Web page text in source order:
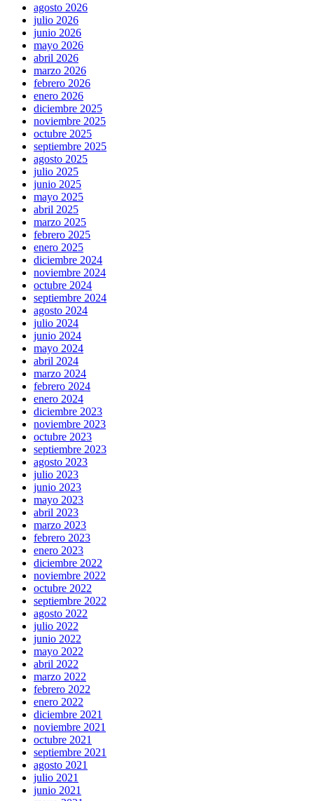
agosto 2026
julio 2026
junio 2026
mayo 2026
abril 2026
marzo 2026
febrero 2026
enero 2026
diciembre 2025
noviembre 2025
octubre 2025
septiembre 2025
agosto 2025
julio 2025
junio 2025
mayo 2025
abril 2025
marzo 2025
febrero 2025
enero 2025
diciembre 2024
noviembre 2024
octubre 2024
septiembre 2024
agosto 2024
julio 2024
junio 2024
mayo 2024
abril 2024
marzo 2024
febrero 2024
enero 2024
diciembre 2023
noviembre 2023
octubre 2023
septiembre 2023
agosto 2023
julio 2023
junio 2023
mayo 2023
abril 2023
marzo 2023
febrero 2023
enero 2023
diciembre 2022
noviembre 2022
octubre 2022
septiembre 2022
agosto 2022
julio 2022
junio 2022
mayo 2022
abril 2022
marzo 2022
febrero 2022
enero 2022
diciembre 2021
noviembre 2021
octubre 2021
septiembre 2021
agosto 2021
julio 2021
junio 2021